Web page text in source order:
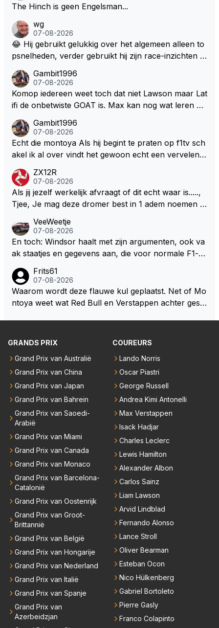
The Hinch is geen Engelsman...
wg
07-08-2026
😂 Hij gebruikt gelukkig over het algemeen alleen to
psnelheden, verder gebruikt hij zijn race-inzichten q
een bocht zegt helemaal niets, dus wat dat betreft h
eeft hij sowieso gelijk 😂.
Gambit1996
07-08-2026
Komop iedereen weet toch dat niet Lawson maar Lat
ifi de onbetwiste GOAT is. Max kan nog wat leren va
milton, hahahaha. Latifi pakt ze allemaal met de oge
n dicht met als onbetwiste nummer 2 of GOATINES
S Lawson natuurlijk 😂😂😂😂😂
Gambit1996
07-08-2026
Echt die montoya Als hij begint te praten op f1tv sch
akel ik al over vindt het gewoon echt een vervelend
weet 🤮🤮
ZX12R
07-08-2026
Als jij jezelf werkelijk afvraagt of dit echt waar is.....,
Tjee, Je mag deze dromer best in 1 adem noemen m
aar voordragen uit eigen geest. Kan mij voorstellen d
at je het leuk vindt sprookjes te luisteren maar heb jij
jezelf dan ook wel eens afgevraagd of de dappere b
ze wolff gesneden heeft?
VeeWeetje
07-08-2026
En toch: Windsor haalt met zijn argumenten, ook va
ak staatjes en gegevens aan, die voor normale F1-fa
okies made of your own dough" 🤣
Frits61
07-08-2026
Waarom wordt deze flauwe kul geplaatst. Net of Mo
ntoya weet wat Red Bull en Verstappen achter geslo
GRANDS PRIX
Grand Prix van Australië
Grand Prix van China
Grand Prix van Japan
Grand Prix van Bahrein
Grand Prix van Saoedi-
Arabië
Grand Prix van Miami
Grand Prix van Canada
Grand Prix van Monaco
Grand Prix van Barcelona-
Catalonië
Grand Prix van Oostenrijk
Grand Prix van Groot-
Brittannië
Grand Prix van België
Grand Prix van Hongarije
Grand Prix van Nederland
Grand Prix van Italië
Grand Prix van Spanje
Grand Prix van
Azerbeidzjan
COUREURS
Lando Norris
Oscar Piastri
George Russell
Andrea Kimi Antonelli
Max Verstappen
Isack Hadjar
Charles Leclerc
Lewis Hamilton
Alexander Albon
Carlos Sainz
Liam Lawson
Arvid Lindblad
Fernando Alonso
Lance Stroll
Oliver Bearman
Esteban Ocon
Nico Hülkenberg
Gabriel Bortoleto
Pierre Gasly
Franco Colapinto